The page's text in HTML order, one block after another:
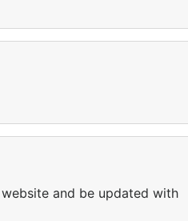
and be updated with